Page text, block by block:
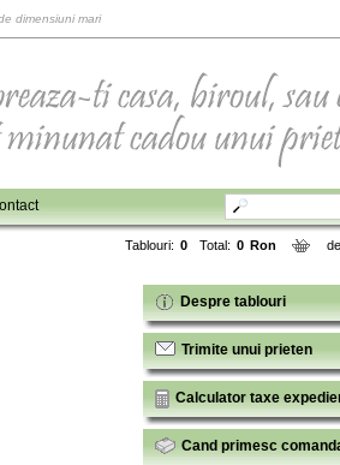
dimensiuni mari
Tablouri: 0 Total: 0 Ron
Despre tablouri
Trimite unui prieten
Calculator taxe
Cand primesc